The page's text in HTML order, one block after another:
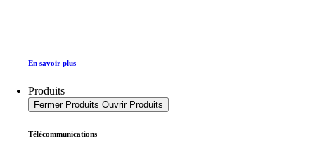
En savoir plus
Produits
Fermer Produits Ouvrir Produits
Télécommunications